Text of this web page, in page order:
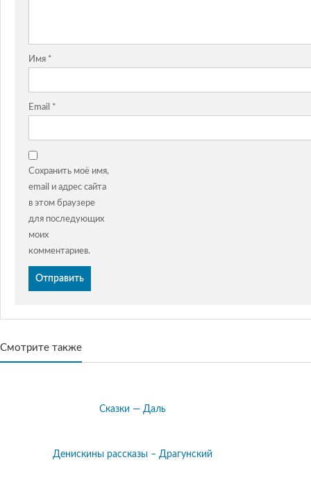
Имя *
Email *
Сохранить моё имя,
email и адрес сайта
в этом браузере
для последующих
моих
комментариев.
Смотрите также
Сказки — Даль
Денискины рассказы – Драгунский